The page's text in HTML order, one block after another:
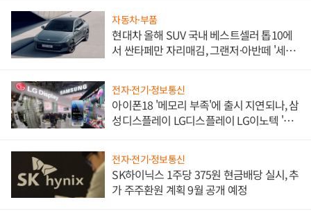
자동차·부품
현대차 올해 SUV 국내 베스트셀러 톱10에
서 싼타페만 자리매김, 그랜저·아반떼 '세단
전자·전기·정보통신
아이폰18 '메모리 부족'에 출시 지연되나, 삼
성디스플레이 LG디스플레이 LG이노텍 '탈
전자·전기·정보통신
SK하이닉스 1주당 375원 현금배당 실시, 추
가 주주환원 계획 9월 공개 예정